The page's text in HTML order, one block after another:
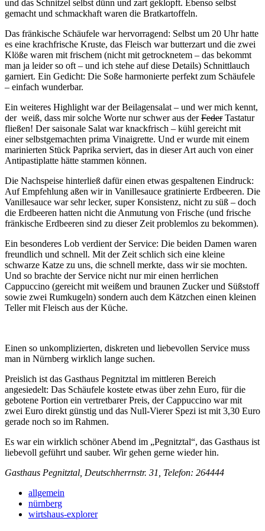
und das Schnitzel selbst dünn und zart geklopft. Ebenso selbst
gemacht und schmackhaft waren die Bratkartoffeln.
Das fränkische Schäufele war hervorragend: Selbst um 20 Uhr hatte
es eine krachfrische Kruste, das Fleisch war butterzart und die zwei
Klöße waren mit frischem (nicht mit getrocknetem – das bekommt
man ja leider so oft – und ich stehe auf diese Details) Schnittlauch
garniert. Ein Gedicht: Die Soße harmonierte perfekt zum Schäufele
– einfach wunderbar.
Ein weiteres Highlight war der Beilagensalat – und wer mich kennt,
der weiß, dass mir solche Worte nur schwer aus derFederTastatur
fließen! Der saisonale Salat war knackfrisch – kühl gereicht mit
einer selbstgemachten prima Vinaigrette. Und er wurde mit einem
marinierten Stück Paprika serviert, das in dieser Art auch von einer
Antipastiplatte hätte stammen können.
Die Nachspeise hinterließ dafür einen etwas gespaltenen Eindruck:
Auf Empfehlung aßen wir in Vanillesauce gratinierte Erdbeeren. Die
Vanillesauce war sehr lecker, super Konsistenz, nicht zu süß – doch
die Erdbeeren hatten nicht die Anmutung von Frische (und frische
fränkische Erdbeeren sind zu dieser Zeit problemlos zu bekommen).
Ein besonderes Lob verdient der Service: Die beiden Damen waren
freundlich und schnell. Mit der Zeit schlich sich eine kleine
schwarze Katze zu uns, die schnell merkte, dass wir sie mochten.
Und so brachte der Service nicht nur mir einen herrlichen
Cappuccino (gereicht mit weißem und braunen Zucker und Süßstoff
sowie zwei Rumkugeln) sondern auch dem Kätzchen einen kleinen
Teller mit Fleisch aus der Küche.
Einen so unkomplizierten, diskreten und liebevollen Service muss
man in Nürnberg wirklich lange suchen.
Preislich ist das Gasthaus Pegnitztal im mittleren Bereich
angesiedelt: Das Schäufele kostete etwas über zehn Euro, für die
gebotene Portion ein vertretbarer Preis, der Cappuccino war mit
zwei Euro direkt günstig und das Null-Vierer Spezi ist mit 3,30 Euro
gerade noch so im Rahmen.
Es war ein wirklich schöner Abend im „Pegnitztal“, das Gasthaus ist
liebevoll geführt und sauber. Wir gehen gerne wieder hin.
Gasthaus Pegnitztal, Deutschherrnstr. 31, Telefon: 264444
allgemein
nürnberg
wirtshaus-explorer